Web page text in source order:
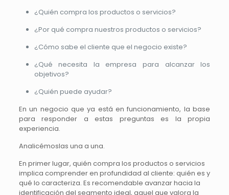
¿Quién compra los productos o servicios?
¿Por qué compra nuestros productos o servicios?
¿Cómo sabe el cliente que el negocio existe?
¿Qué necesita la empresa para alcanzar los
objetivos?
¿Quién puede ayudar?
En un negocio que ya está en funcionamiento, la base
para responder a estas preguntas es la propia
experiencia.
Analicémoslas una a una.
En primer lugar, quién compra los productos o servicios
implica comprender en profundidad al cliente: quién es y
qué lo caracteriza. Es recomendable avanzar hacia la
identificación del segmento ideal, aquel que valora la